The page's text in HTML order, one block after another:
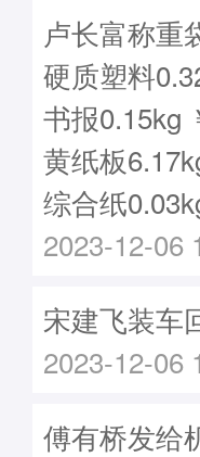
卢长富称重
硬质塑料
书报0.15kg
黄纸板
综合纸
2023-12-06
宋建飞装车
2023-12-06
傅有桥发给